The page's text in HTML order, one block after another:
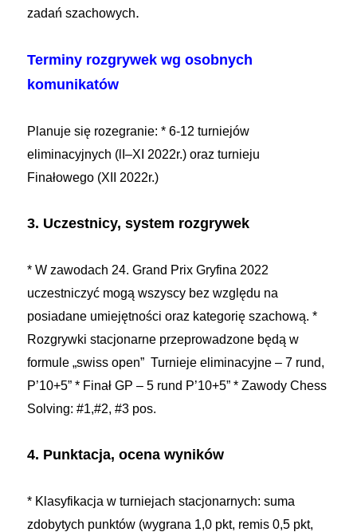
zadań szachowych.
Terminy rozgrywek wg osobnych
komunikatów
Planuje się rozegranie:* 6-12 turniejów
eliminacyjnych (lI–XI 2022r.)oraz turnieju
Finałowego (XII 2022r.)
3. Uczestnicy, system rozgrywek
* W zawodach 24. Grand Prix Gryfina 2022
uczestniczyć mogą wszyscy bez względu na
posiadane umiejętności oraz kategorię szachową.*
Rozgrywki stacjonarne przeprowadzone będą w
formule „swiss open” Turnieje eliminacyjne – 7 rund,
P’10+5” * Finał GP – 5 rund P’10+5”* Zawody Chess
Solving: #1,#2, #3 pos.
4. Punktacja, ocena wyników
* Klasyfikacja w turniejach stacjonarnych: suma
zdobytych punktów (wygrana 1,0 pkt, remis 0,5 pkt,